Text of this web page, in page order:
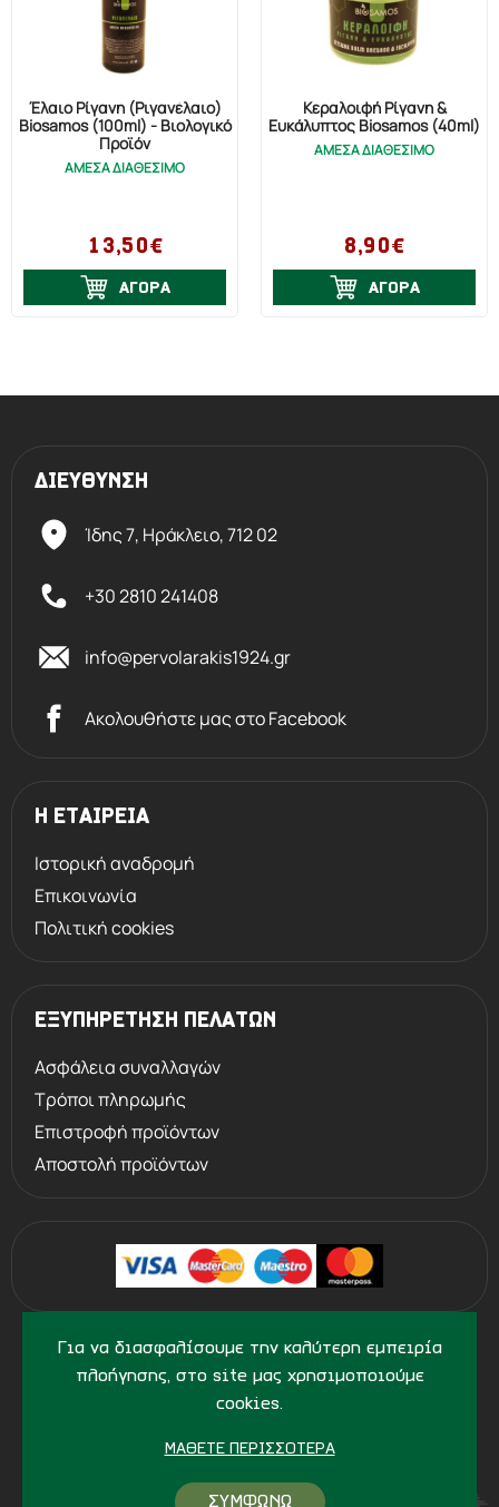
Για να διασφαλίσουμε την καλύτερη εμπειρία
πλοήγησης, στο site μας χρησιμοποιούμε
cookies.
ΜΆΘΕΤΕ ΠΕΡΙΣΣΌΤΕΡΑ
ΣΥΜΦΩΝΩ
Έλαιο Ρίγανη (Ριγανέλαιο)
Biosamos (100ml) - Βιολογικό
Προϊόν
ΑΜΕΣΑ ΔΙΑΘΕΣΙΜΟ
13,50€
ΑΓΟΡΑ
Κεραλοιφή Ρίγανη &
Ευκάλυπτος Biosamos (40ml)
ΑΜΕΣΑ ΔΙΑΘΕΣΙΜΟ
8,90€
ΑΓΟΡΑ
ΔΙΕΥΘΥΝΣΗ
Ίδης 7, Ηράκλειο,712 02
+30 2810 241408
info@pervolarakis1924.gr
Ακολουθήστε μας στο Facebook
Η ΕΤΑΙΡΕΙΑ
Ιστορική αναδρομή
Επικοινωνία
Πολιτική cookies
ΕΞΥΠΗΡΕΤΗΣΗ ΠΕΛΑΤΩΝ
Ασφάλεια συναλλαγών
Τρόποι πληρωμής
Επιστροφή προϊόντων
Αποστολή προϊόντων
© 2013 - 2026 PERVOLARAKIS1924.GR